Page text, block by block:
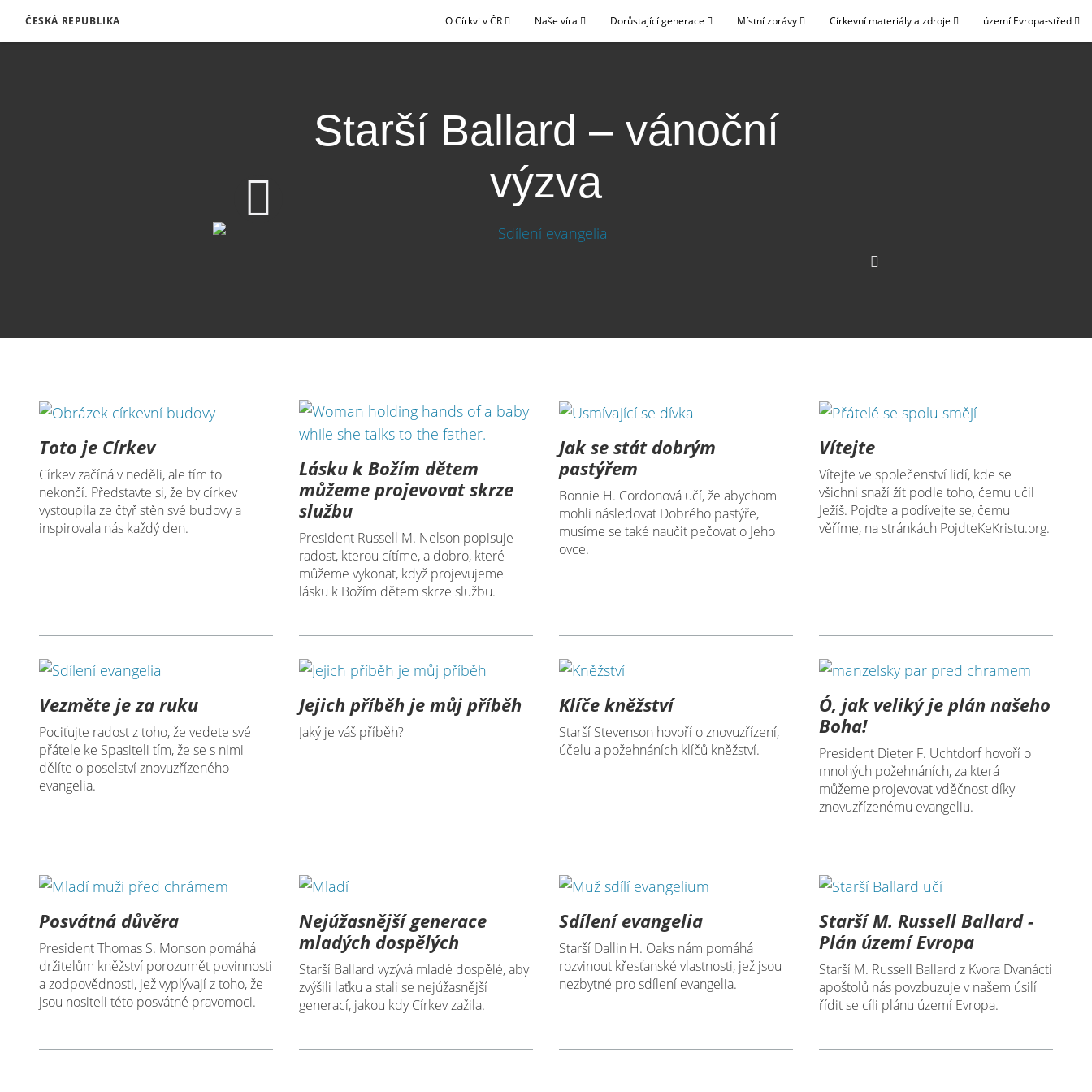
ČESKÁ REPUBLIKA O Církvi v ČR Naše víra Dorůstající generace Místní zprávy Církevní materiály a zdroje území Evropa-střed
Starší Ballard – vánoční
výzva
Toto je Církev
Církev začíná v neděli, ale tím to
nekončí. Představte si, že by církev
vystoupila ze čtyř stěn své budovy a
inspirovala nás každý den.
Lásku k Božím dětem
můžeme projevovat skrze
službu
President Russell M. Nelson popisuje
radost, kterou cítíme, a dobro, které
můžeme vykonat, když projevujeme
lásku k Božím dětem skrze službu.
Jak se stát dobrým
pastýřem
Bonnie H. Cordonová učí, že abychom
mohli následovat Dobrého pastýře,
musíme se také naučit pečovat o Jeho
ovce.
Vítejte
Vítejte ve společenství lidí, kde se
všichni snaží žít podle toho, čemu učil
Ježíš. Pojďte a podívejte se, čemu
věříme, na stránkách PojdteKeKristu.org.
Vezměte je za ruku
Pociťujte radost z toho, že vedete své
přátele ke Spasiteli tím, že se s nimi
dělíte o poselství znovuzřízeného
evangelia.
Jejich příběh je můj příběh
Jaký je váš příběh?
Klíče kněžství
Starší Stevenson hovoří o znovuzřízení,
účelu a požehnáních klíčů kněžství.
Ó, jak veliký je plán našeho
Boha!
President Dieter F. Uchtdorf hovoří o
mnohých požehnáních, za která
můžeme projevovat vděčnost díky
znovuzřízenému evangeliu.
Posvátná důvěra
President Thomas S. Monson pomáhá
držitelům kněžství porozumět povinnosti
a zodpovědnosti, jež vyplývají z toho, že
jsou nositeli této posvátné pravomoci.
Nejúžasnější generace
mladých dospělých
Starší Ballard vyzývá mladé dospělé, aby
zvýšili laťku a stali se nejúžasnější
generací, jakou kdy Církev zažila.
Sdílení evangelia
Starší Dallin H. Oaks nám pomáhá
rozvinout křesťanské vlastnosti, jež jsou
nezbytné pro sdílení evangelia.
Starší M. Russell Ballard -
Plán území Evropa
Starší M. Russell Ballard z Kvora Dvanácti
apoštolů nás povzbuzuje v našem úsilí
řídit se cíli plánu území Evropa.